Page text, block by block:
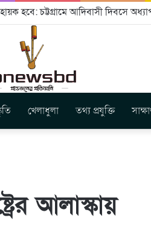
হবে: চট্টগ্রামে আদিবাসী দিবসে
খেলাধুলা তথ্য প্রযুক্তি
আলাস্কায়